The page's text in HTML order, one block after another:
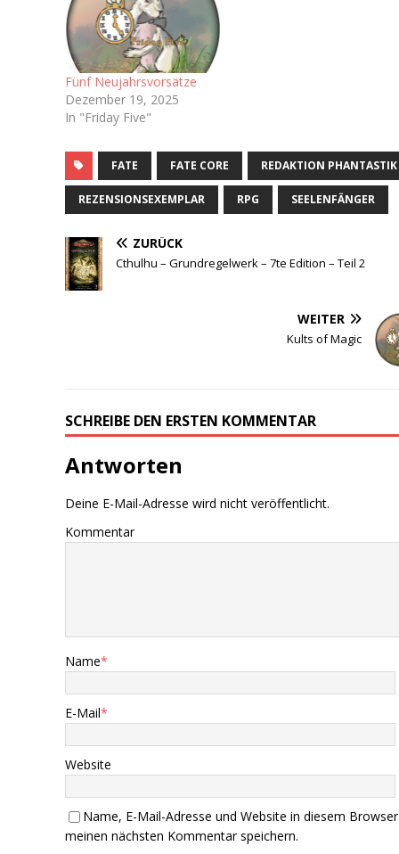
Fünf Neujahrsvorsätze
Dezember 19, 2025
In "Friday Five"
FATE FATE CORE REDAKTION PHANTASTIK
REZENSIONSEXEMPLAR RPG SEELENFÄNGER
ZURÜCK
Cthulhu – Grundregelwerk – 7te Edition – Teil 2
WEITER
Kults of Magic
SCHREIBE DEN ERSTEN KOMMENTAR
Antworten
Deine E-Mail-Adresse wird nicht veröffentlicht.
Kommentar
Name*
E-Mail*
Website
Name, E-Mail-Adresse und Website in diesem
meinen nächsten Kommentar speichern.